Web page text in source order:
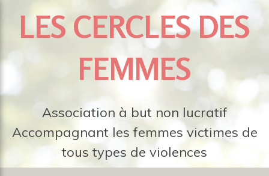
LES CERCLES DES
FEMMES
Association à but non lucratif
Accompagnant les femmes victimes de
tous types de violences